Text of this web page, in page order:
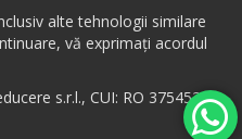
alte tehnologii similare
vă exprimați acordul
s.r.l., CUI: RO 37545384,